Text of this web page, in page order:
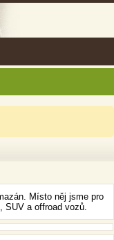
Místo něj jsme pro
SUV a offroad vozů.